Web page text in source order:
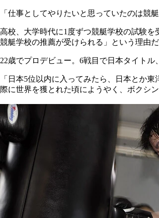
「仕事としてやりたいと思っていたのは競
高校、大学時代に1度ずつ競艇学校の試験
競艇学校の推薦が受けられる」という理由だ
22歳でプロデビュー。6戦目で日本タイト
「日本5位以内に入ってみたら、日本とか
際に世界を獲とれた頃にようやく、ボクシ